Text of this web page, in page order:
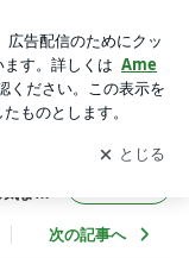
～ちゃんの気まぐ
を受け取りまし
開く
まぐ
次の記事へ